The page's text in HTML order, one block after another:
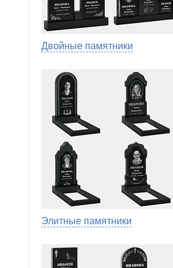
Двойные памятники
Элитные памятники